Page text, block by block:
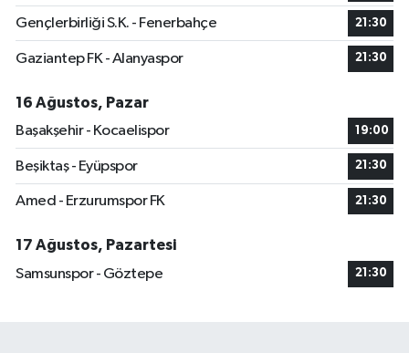
Gençlerbirliği S.K. - Fenerbahçe 21:30
Gaziantep FK - Alanyaspor 21:30
16 Ağustos, Pazar
Başakşehir - Kocaelispor
19:00
Beşiktaş - Eyüpspor 21:30
Amed - Erzurumspor FK 21:30
17 Ağustos, Pazartesi
Samsunspor - Göztepe
21:30